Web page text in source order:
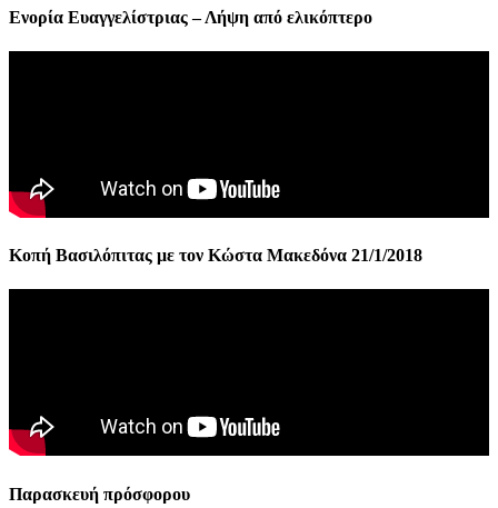
Ενορία Ευαγγελίστριας – Λήψη από ελικόπτερο
Κοπή Βασιλόπιτας με τον Κώστα Μακεδόνα 21/1/2018
Παρασκευή πρόσφορου